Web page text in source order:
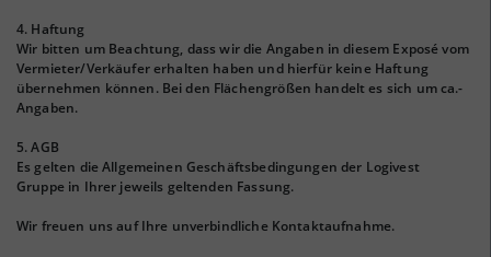
4. Haftung
Wir bitten um Beachtung, dass wir die Angaben in diesem Exposé vom
Vermieter/Verkäufer erhalten haben und hierfür keine Haftung
übernehmen können. Bei den Flächengrößen handelt es sich um ca.-
Angaben.
5. AGB
Es gelten die Allgemeinen Geschäftsbedingungen der Logivest
Gruppe in Ihrer jeweils geltenden Fassung.
Wir freuen uns auf Ihre unverbindliche Kontaktaufnahme.